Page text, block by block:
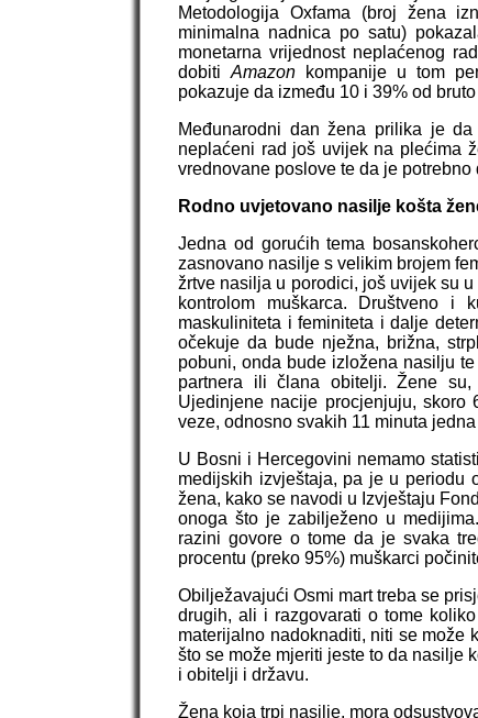
Metodologija Oxfama (broj žena
minimalna nadnica po satu)
monetarna vrijednost neplaćenog
dobitiAmazon kompanije u tom
pokazuje da između 10 i 39% od
Međunarodni dan žena prilika je
neplaćeni rad još uvijek na plećima
vrednovane poslove te da je
Rodno uvjetovano nasilje košta
Jedna od gorućih tema
zasnovano nasilje s velikim brojem
žrtve nasilja u porodici, još uvijek su
kontrolom muškarca. Društveno i
maskuliniteta i feminiteta i dalje
očekuje da bude nježna, brižna,
pobuni, onda bude izložena nasilju
partnera ili člana obitelji. Žene
Ujedinjene nacije procjenjuju, skoro
veze, odnosno svakih 11 minuta
U Bosni i Hercegovini nemamo
medijskih izvještaja, pa je u periodu
žena, kako se navodi u Izvještaju
onoga što je zabilježeno u
razini govore o tome da je svaka
procentu (preko 95%) muškarci
Obilježavajući Osmi mart treba se
drugih, ali i razgovarati o tome
materijalno nadoknaditi, niti se može
što se može mjeriti jeste to da nasilje
i obitelji i državu.
Žena koja trpi nasilje, mora